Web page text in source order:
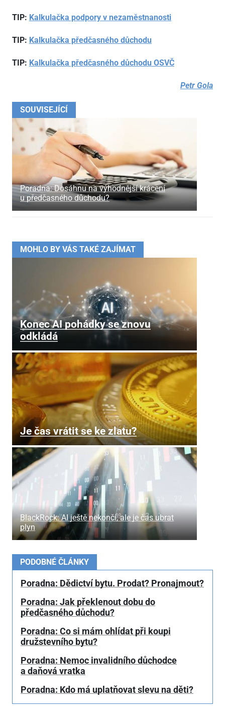
SOUVISEJÍCÍ
Poradna: Dosáhnu na výhodnější krácení
u předčasného důchodu?
TIP: Kalkulačka podpory v nezaměstnanosti
TIP: Kalkulačka předčasného důchodu
TIP: Kalkulačka předčasného důchodu OSVČ
Petr Gola
MOHLO BY VÁS TAKÉ ZAJÍMAT
Konec AI pohádky se znovu
odkládá
Je čas vrátit se ke zlatu?
BlackRock: AI ještě nekončí, ale je čas ubrat
plyn
PODOBNÉ ČLÁNKY
Poradna: Dědictví bytu. Prodat? Pronajmout?
Poradna: Jak překlenout dobu do
předčasného důchodu?
Poradna: Co si mám ohlídat při koupi
družstevního bytu?
Poradna: Nemoc invalidního důchodce
a daňová vratka
Poradna: Kdo má uplatňovat slevu na děti?